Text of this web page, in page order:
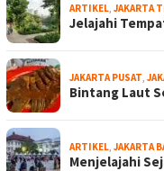
ARTIKEL JAKARTA
Jelajahi
JAKARTA PUSAT
Bintang Laut
ARTIKEL JAKARTA
Menjelajahi